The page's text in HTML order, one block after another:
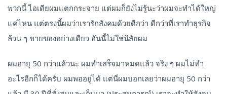
พวกนี้ ไอเดียผมแตกกระจาย แต่ผมก็ยังไม่รู้นะว่าผมจะทำได้ใหญ่
แค่ไหน แต่ตรงนี้ผมว่าเรารักสังคมด้วยดีกว่า ดีกว่าที่เราทำธุรกิจ
ล้วน ๆ ขายของอย่างเดียว อันนี้ไม่ใช่นิสัยผม
ผมอายุ 50 กว่าแล้วนะ ผมทำเสร็จมาหมดแล้ว จริง ๆ ผมไม่ทำ
อะไรอีกก็ได้ครับ ผมพออยู่ได้ แต่นี่ผมบอกเลยว่าผมอายุ 50 กว่า